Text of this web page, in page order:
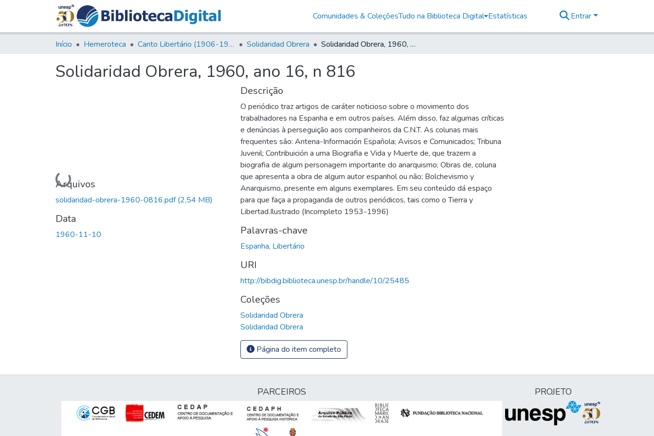
Comunidades & ColeçõesTudo na Biblioteca Digital Estatísticas Entrar
Início Hemeroteca Canto Libertário (1906-1995) Solidaridad Obrera Solidaridad Obrera, 1960, ano 16, n 816
Solidaridad Obrera, 1960, ano 16, n 816
Carregando...
Arquivos
solidaridad-obrera-1960-0816.pdf(2,54 MB)
Data
1960-11-10
Descrição
O periódico traz artigos de caráter noticioso sobre o movimento dos
trabalhadores na Espanha e em outros países. Além disso, faz algumas críticas
e denúncias à perseguição aos companheiros da C.N.T. As colunas mais
frequentes são: Antena-Información Española; Avisos e Comunicados; Tribuna
Juvenil; Contribuición a uma Biografia e Vida y Muerte de, que trazem a
biografia de algum personagem importante do anarquismo; Obras de, coluna
que apresenta a obra de algum autor espanhol ou não; Bolchevismo y
Anarquismo, presente em alguns exemplares. Em seu conteúdo dá espaço
para que faça a propaganda de outros periódicos, tais como o Tierra y
Libertad.Ilustrado (Incompleto 1953-1996)
Palavras-chave
Espanha, Libertário
URI
http://bibdig.biblioteca.unesp.br/handle/10/25485
Coleções
Solidaridad Obrera
Solidaridad Obrera
Página do item completo
PARCEIROS PROJETO